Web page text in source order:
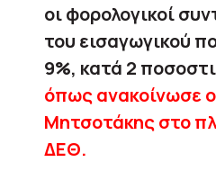
οι φορολογικοί
του εισαγωγικού
9%, κατά 2
όπως ανακοίνωσε
Μητσοτάκης στο
ΔΕΘ.